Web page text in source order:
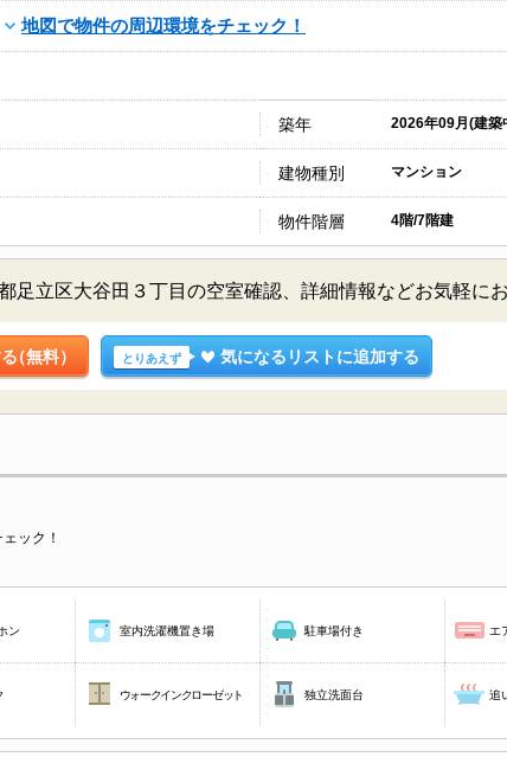
地図で物件の周辺環境をチェック！
築年 2026年09月(建築
建物種別 マンション
物件階層 4階/7階建
足立区大谷田３丁目の空室確認、詳細情報などお気軽に
（無料） とりあえず 気になるリストに追加する
ック！
ン 室内洗濯機置き場 駐車場付き エ
ウォークインクローゼット 独立洗面台 追